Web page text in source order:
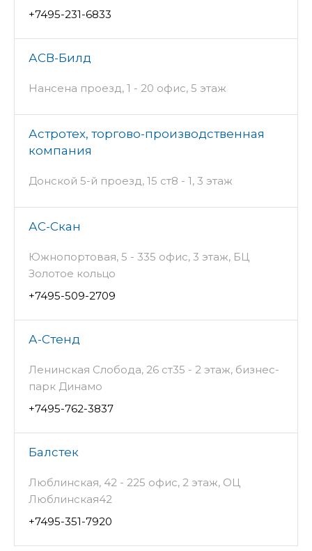
+7495-231-6833
АСВ-Билд
Нансена проезд, 1 - 20 офис, 5 этаж
Астротех, торгово-производственная
компания
Донской 5-й проезд, 15 ст8 - 1, 3 этаж
АС-Скан
Южнопортовая, 5 - 335 офис, 3 этаж, БЦ
Золотое кольцо
+7495-509-2709
А-Стенд
Ленинская Слобода, 26 ст35 - 2 этаж, бизнес-
парк Динамо
+7495-762-3837
Балстек
Люблинская, 42 - 225 офис, 2 этаж, ОЦ
Люблинская42
+7495-351-7920